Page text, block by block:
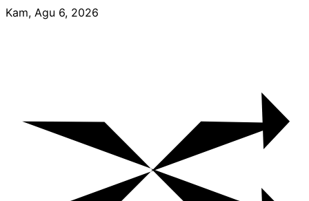
Skip
Kam, Agu 6, 2026